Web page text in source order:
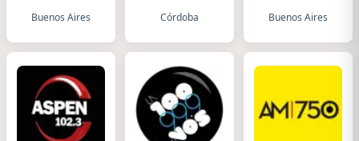
Buenos Aires Córdoba Buenos Aires